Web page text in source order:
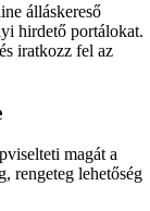
álláskereső
hirdető portálokat.
iratkozz fel az
magát a
rengeteg lehetőség